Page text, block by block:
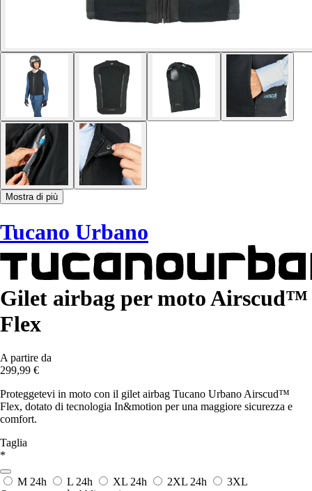
Mostra di più
Tucano Urbano
Gilet airbag per moto Airscud™
Flex
A partire da
299,99 €
Proteggetevi in moto con il gilet airbag Tucano Urbano Airscud™
Flex, dotato di tecnologia In&motion per una maggiore sicurezza e
comfort.
Taglia
*
M 24h L 24h XL 24h 2XL 24h
3XL